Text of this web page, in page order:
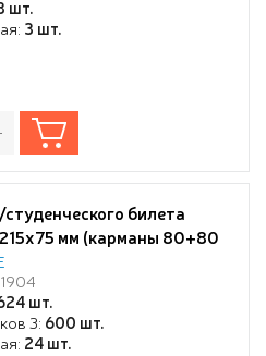
шт.
3 шт.
билета
мм (карманы 80+80
ПВХ 120 мкм
шт.
3: 600 шт.
24 шт.